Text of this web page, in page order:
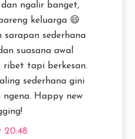
ngalir banget,
keluarga 😄
sarapan sederhana
suasana awal
ribet tapi berkesan.
sederhana gini
Happy new
20:48